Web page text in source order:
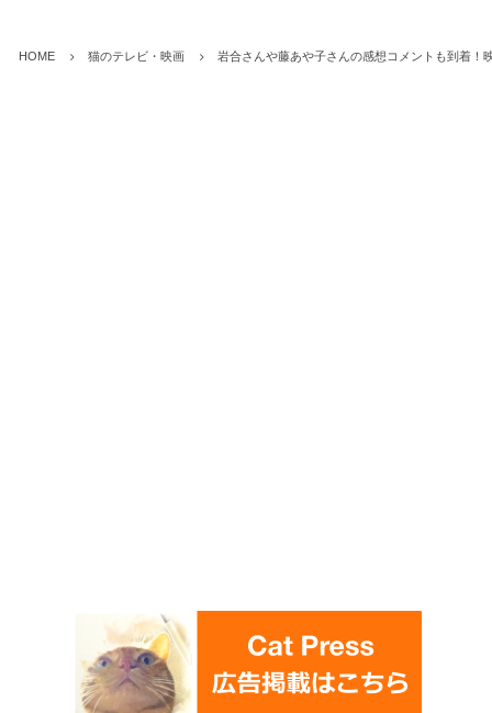
HOME 猫のテレビ・映画 岩合さんや藤あや子さんの感想コメントも到着！